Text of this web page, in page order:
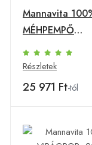
Mannavita
MÉHPEMPŐ
Hagyományos,
Részletek
25 971 Ft-tól